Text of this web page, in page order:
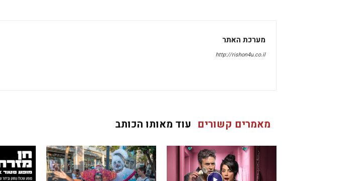
מערכת האתר
http://rishon4u.co.il
מאמרים קשורים עוד מאותו הכותב